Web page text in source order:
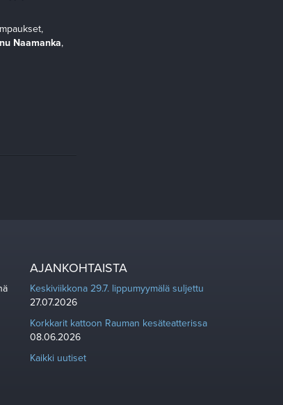
Naamanka,
AJANKOHTAISTA
Keskiviikkona 29.7. lippumyymälä suljettu
27.07.2026
Korkkarit kattoon Rauman kesäteatterissa
08.06.2026
Kaikki uutiset